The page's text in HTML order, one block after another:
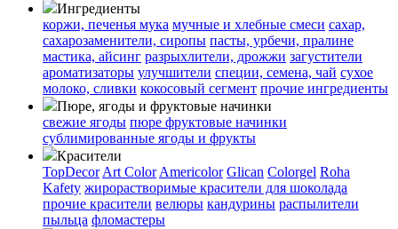
Ингредиенты
коржи, печенья мука мучные и хлебные смеси сахар,
сахарозаменители, сиропы пасты, урбечи, пралине
мастика, айсинг разрыхлители, дрожжи загустители
ароматизаторы улучшители специи, семена, чай сухое
молоко, сливки кокосовый сегмент прочие ингредиенты
Пюре, ягоды и фруктовые начинки
свежие ягоды пюре фруктовые начинки
сублимированные ягоды и фрукты
Красители
TopDecor Art Color Americolor Glican Colorgel Roha
Kafety жирорастворимые красители для шоколада
прочие красители велюры кандурины распылители
пыльца фломастеры